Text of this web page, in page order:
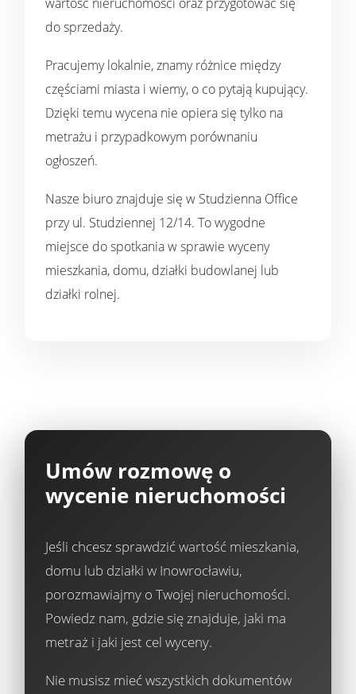
do sprzedaży.
Pracujemy lokalnie, znamy różnice między
częściami miasta i wiemy, o co pytają kupujący.
Dzięki temu wycena nie opiera się tylko na
metrażu i przypadkowym porównaniu
ogłoszeń.
Nasze biuro znajduje się w Studzienna Office
przy ul. Studziennej 12/14. To wygodne
miejsce do spotkania w sprawie wyceny
mieszkania, domu, działki budowlanej lub
działki rolnej.
Umów rozmowę o
wycenie nieruchomości
Jeśli chcesz sprawdzić wartość mieszkania,
domu lub działki w Inowrocławiu,
porozmawiajmy o Twojej nieruchomości.
Powiedz nam, gdzie się znajduje, jaki ma
metraż i jaki jest cel wyceny.
Nie musisz mieć wszystkich dokumentów